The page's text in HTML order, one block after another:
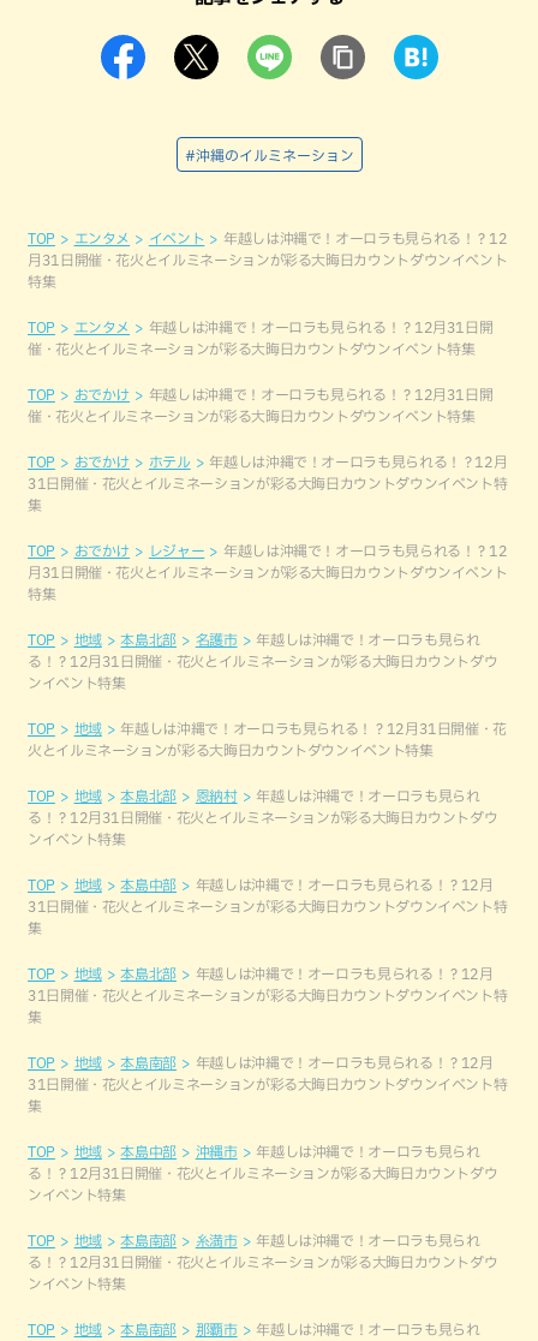
#沖縄のイルミネーション
TOP エンタメ イベント
年越しは沖縄で！オーロラも見られる！？12
月31日開催・花火とイルミネーションが彩る大晦日カウントダウンイベント
特集
TOP エンタメ
年越しは沖縄で！オーロラも見られる！？12月31日開
催・花火とイルミネーションが彩る大晦日カウントダウンイベント特集
TOP おでかけ
年越しは沖縄で！オーロラも見られる！？12月31日開
催・花火とイルミネーションが彩る大晦日カウントダウンイベント特集
TOP おでかけ ホテル
年越しは沖縄で！オーロラも見られる！？12月
31日開催・花火とイルミネーションが彩る大晦日カウントダウンイベント特
集
TOP おでかけ レジャー
年越しは沖縄で！オーロラも見られる！？12
月31日開催・花火とイルミネーションが彩る大晦日カウントダウンイベント
特集
TOP 地域 本島北部 名護市
年越しは沖縄で！オーロラも見られ
る！？12月31日開催・花火とイルミネーションが彩る大晦日カウントダウ
ンイベント特集
TOP 地域
年越しは沖縄で！オーロラも見られる！？12月31日開催・花
火とイルミネーションが彩る大晦日カウントダウンイベント特集
TOP 地域 本島北部 恩納村
年越しは沖縄で！オーロラも見られ
る！？12月31日開催・花火とイルミネーションが彩る大晦日カウントダウ
ンイベント特集
TOP 地域 本島中部
年越しは沖縄で！オーロラも見られる！？12月
31日開催・花火とイルミネーションが彩る大晦日カウントダウンイベント特
集
TOP 地域 本島北部
年越しは沖縄で！オーロラも見られる！？12月
31日開催・花火とイルミネーションが彩る大晦日カウントダウンイベント特
集
TOP 地域 本島南部
年越しは沖縄で！オーロラも見られる！？12月
31日開催・花火とイルミネーションが彩る大晦日カウントダウンイベント特
集
TOP 地域 本島中部 沖縄市
年越しは沖縄で！オーロラも見られ
る！？12月31日開催・花火とイルミネーションが彩る大晦日カウントダウ
ンイベント特集
TOP 地域 本島南部 糸満市
年越しは沖縄で！オーロラも見られ
る！？12月31日開催・花火とイルミネーションが彩る大晦日カウントダウ
ンイベント特集
TOP 地域 本島南部 那覇市
年越しは沖縄で！オーロラも見られ